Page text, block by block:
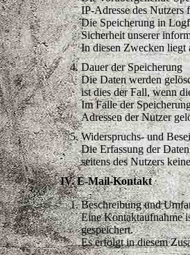
IP-Adresse des Nutzers
Die Speicherung in
Sicherheit unserer
In diesen Zwecken liegt
Dauer der Speicherung
Die Daten werden
ist dies der Fall, wenn
Im Falle der
Adressen der Nutzer
Widerspruchs- und
Die Erfassung der
seitens des Nutzers
IV. E-Mail-Kontakt
Beschreibung und
Eine Kontaktaufnahme
gespeichert.
Es erfolgt in diesem